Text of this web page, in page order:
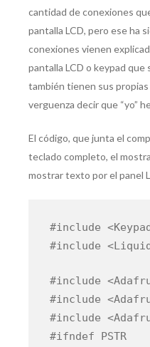
cantidad de conexiones
pantalla LCD, pero ese ha
conexiones vienen
pantalla LCD o keypad
también tienen sus
verguenza decir que “yo”
El código, que junta el
teclado completo, el
mostrar texto por el panel
#include
#include
#include
#include
#include
#ifndef PSTR